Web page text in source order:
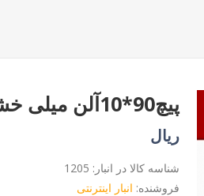
پیچ90*10آلن میلی خشکه
ریال
شناسه کالا در انبار: 1205
فروشنده: انبار اینترنتی